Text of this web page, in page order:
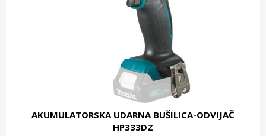
AKUMULATORSKA UDARNA BUŠILICA-ODVIJAČ
HP333DZ